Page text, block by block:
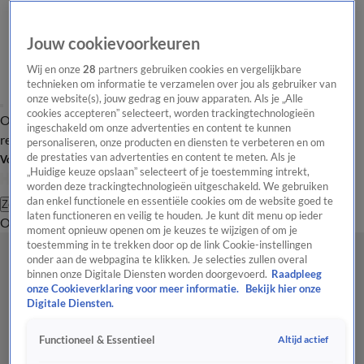
Overzicht Laatste nieuws Regionieuws Het beste van Hart
Tip de
redactie
Volg Hart van Nederland
Zoeken
OverzichtRegioUitzendingenWeerTip de redactiePanelVideo's
Jouw cookievoorkeuren
Wij en onze28 partners gebruiken cookies en vergelijkbare
technieken om informatie te verzamelen over jou als gebruiker van
onze website(s), jouw gedrag en jouw apparaten. Als je „Alle
cookies accepteren” selecteert, worden trackingtechnologieën
ingeschakeld om onze advertenties en content te kunnen
personaliseren, onze producten en diensten te verbeteren en om
de prestaties van advertenties en content te meten. Als je
„Huidige keuze opslaan” selecteert of je toestemming intrekt,
worden deze trackingtechnologieën uitgeschakeld. We gebruiken
dan enkel functionele en essentiële cookies om de website goed te
laten functioneren en veilig te houden. Je kunt dit menu op ieder
moment opnieuw openen om je keuzes te wijzigen of om je
toestemming in te trekken door op de link Cookie-instellingen
onder aan de webpagina te klikken. Je selecties zullen overal
binnen onze Digitale Diensten worden doorgevoerd. Raadpleeg
onze Cookieverklaring voor meer informatie.
Bekijk hier onze
Digitale Diensten.
Functioneel & Essentieel Altijd actief